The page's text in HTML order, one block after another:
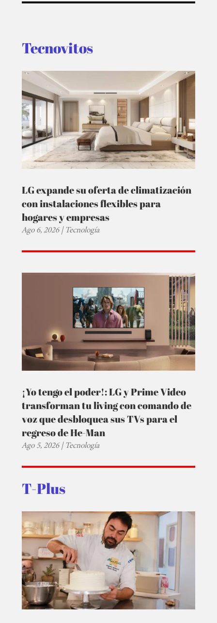
Tecnovitos
LG expande su oferta de climatización
con instalaciones flexibles para
hogares y empresas
Ago 6, 2026|Tecnología
¡Yo tengo el poder!: LG y Prime Video
transforman tu living con comando de
voz que desbloquea sus TVs para el
regreso de He-Man
Ago 5, 2026|Tecnología
T-Plus